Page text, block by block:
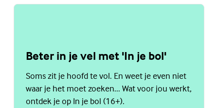
Beter in je vel met 'In je bol'
Soms zit je hoofd te vol. En weet je even niet
waar je het moet zoeken... Wat voor jou werkt,
ontdek je op In je bol (16+).